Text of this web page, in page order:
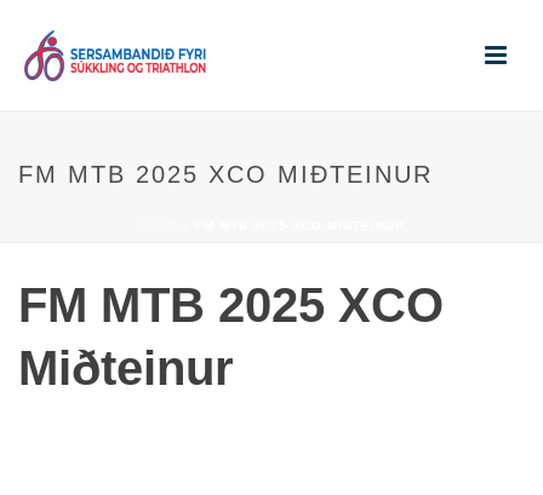
FM MTB 2025 XCO MIÐTEINUR
FM MTB 2025 XCO
Miðteinur